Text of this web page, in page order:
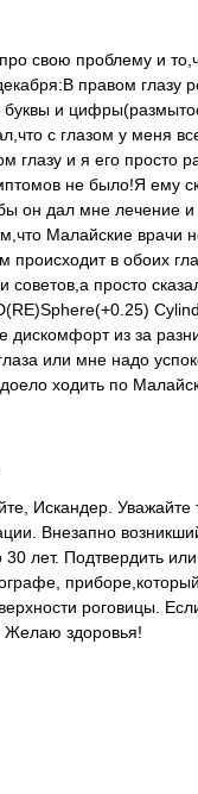
свою проблему и
правом глазу
буквы и
с глазом у меня
глазу и я его просто
не было!Я ему
он дал мне лечение
Малайские врачи
в обоих
советов,а просто
из за
или мне надо
ходить по
Искандер.
Внезапно
30 лет. Подтвердить
роговицы.
Желаю здоровья!